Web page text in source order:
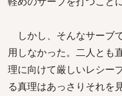
しかし、そんなサーブ
用しなかった。二人とも
理に向けて厳しいレシー
る真理はあっさりそれを